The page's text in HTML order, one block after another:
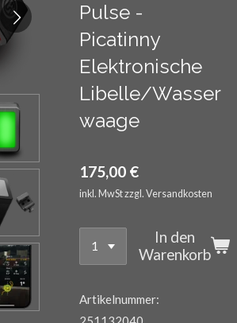
Pulse -
Picatinny
Elektronische
Libelle/Wasser
waage
175,00 €
inkl. MwSt zzgl. Versandkosten
In den
Warenkorb
Artikelnummer: